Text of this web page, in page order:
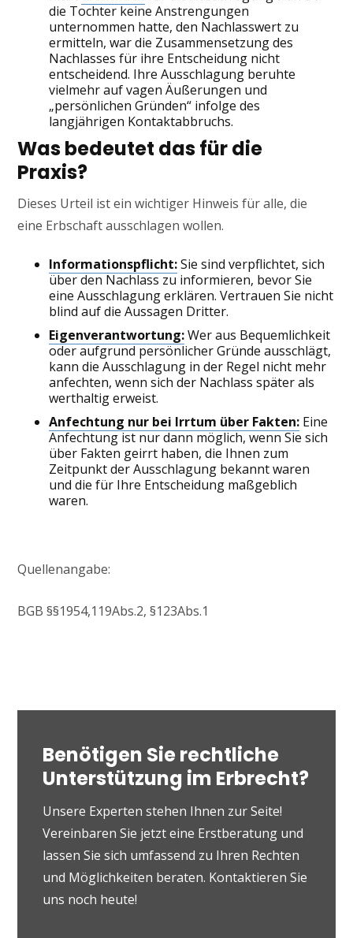
die Tochter keine Anstrengungen
unternommen hatte, den Nachlasswert zu
ermitteln, war die Zusammensetzung des
Nachlasses für ihre Entscheidung nicht
entscheidend. Ihre Ausschlagung beruhte
vielmehr auf vagen Äußerungen und
„persönlichen Gründen“ infolge des
langjährigen Kontaktabbruchs.
Was bedeutet das für die
Praxis?
Dieses Urteil ist ein wichtiger Hinweis für alle, die
eine Erbschaft ausschlagen wollen.
Informationspflicht:Sie sind verpflichtet, sich
über den Nachlass zu informieren, bevor Sie
eine Ausschlagung erklären. Vertrauen Sie nicht
blind auf die Aussagen Dritter.
Eigenverantwortung:Wer aus Bequemlichkeit
oder aufgrund persönlicher Gründe ausschlägt,
kann die Ausschlagung in der Regel nicht mehr
anfechten, wenn sich der Nachlass später als
werthaltig erweist.
Anfechtung nur bei Irrtum über Fakten: Eine
Anfechtung ist nur dann möglich, wenn Sie sich
über Fakten geirrt haben, die Ihnen zum
Zeitpunkt der Ausschlagung bekannt waren
und die für Ihre Entscheidung maßgeblich
waren.
Quellenangabe:
BGB §§1954,119Abs.2, §123Abs.1
Benötigen Sie rechtliche
Unterstützung im Erbrecht?
Unsere Experten stehen Ihnen zur Seite!
Vereinbaren Sie jetzt eine Erstberatung und
lassen Sie sich umfassend zu Ihren Rechten
und Möglichkeiten beraten. Kontaktieren Sie
uns noch heute!